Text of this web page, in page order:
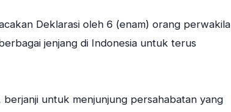
Deklarasi oleh 6 (enam) orang
jenjang di Indonesia untuk terus
untuk menjunjung persahabatan yang